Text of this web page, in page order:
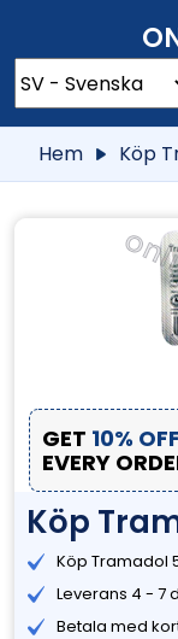
Hem Köp
GET 10% OFF
EVERY
Köp
Köp Tramadol
Leverans 4 - 7
Betala med